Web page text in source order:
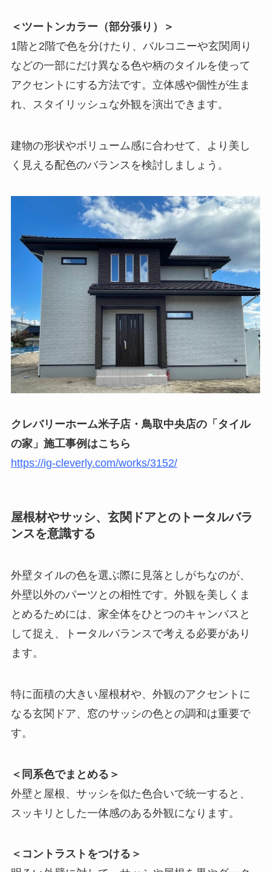
＜ツートンカラー（部分張り）＞
1階と2階で色を分けたり、バルコニーや玄関周り
などの一部にだけ異なる色や柄のタイルを使って
アクセントにする方法です。立体感や個性が生ま
れ、スタイリッシュな外観を演出できます。
建物の形状やボリューム感に合わせて、より美し
く見える配色のバランスを検討しましょう。
クレバリーホーム米子店・鳥取中央店の「タイル
の家」施工事例はこちら
https://ig-cleverly.com/works/3152/
屋根材やサッシ、玄関ドアとのトータルバラ
ンスを意識する
外壁タイルの色を選ぶ際に見落としがちなのが、
外壁以外のパーツとの相性です。外観を美しくま
とめるためには、家全体をひとつのキャンバスと
して捉え、トータルバランスで考える必要があり
ます。
特に面積の大きい屋根材や、外観のアクセントに
なる玄関ドア、窓のサッシの色との調和は重要で
す。
＜同系色でまとめる＞
外壁と屋根、サッシを似た色合いで統一すると、
スッキリとした一体感のある外観になります。
＜コントラストをつける＞